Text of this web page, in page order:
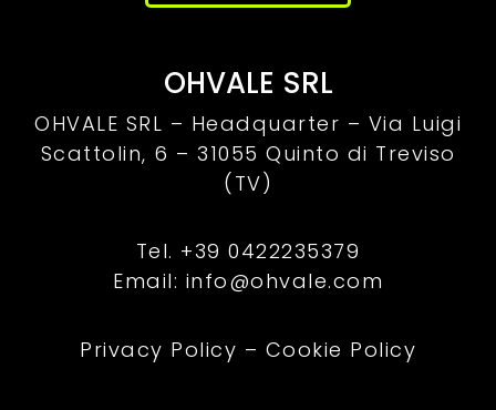
OHVALE SRL
OHVALE SRL – Headquarter – Via Luigi
Scattolin, 6 – 31055 Quinto di Treviso
(TV)
Tel. +39 0422235379
Email: info@ohvale.com
Privacy Policy – Cookie Policy